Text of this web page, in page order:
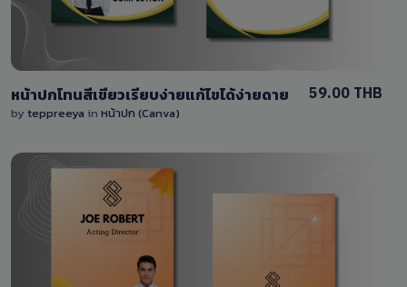
หน้าปกโทนสีเขียวเรียบง่ายแก้ไขได้ง่ายดาย
by teppreeya in หน้าปก (Canva)
59.00 THB
View Details